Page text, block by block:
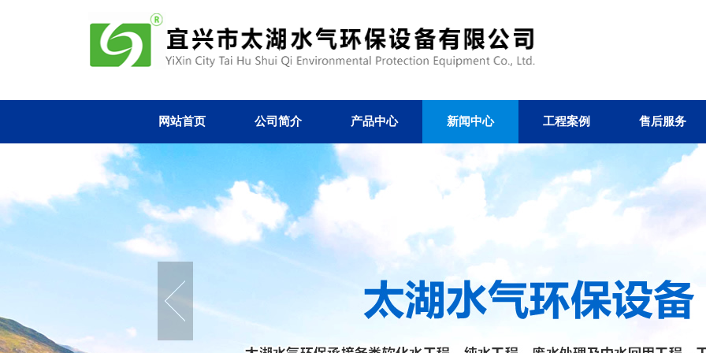
网站首页 公司简介 产品中心 新闻中心 工程案例 售后服务